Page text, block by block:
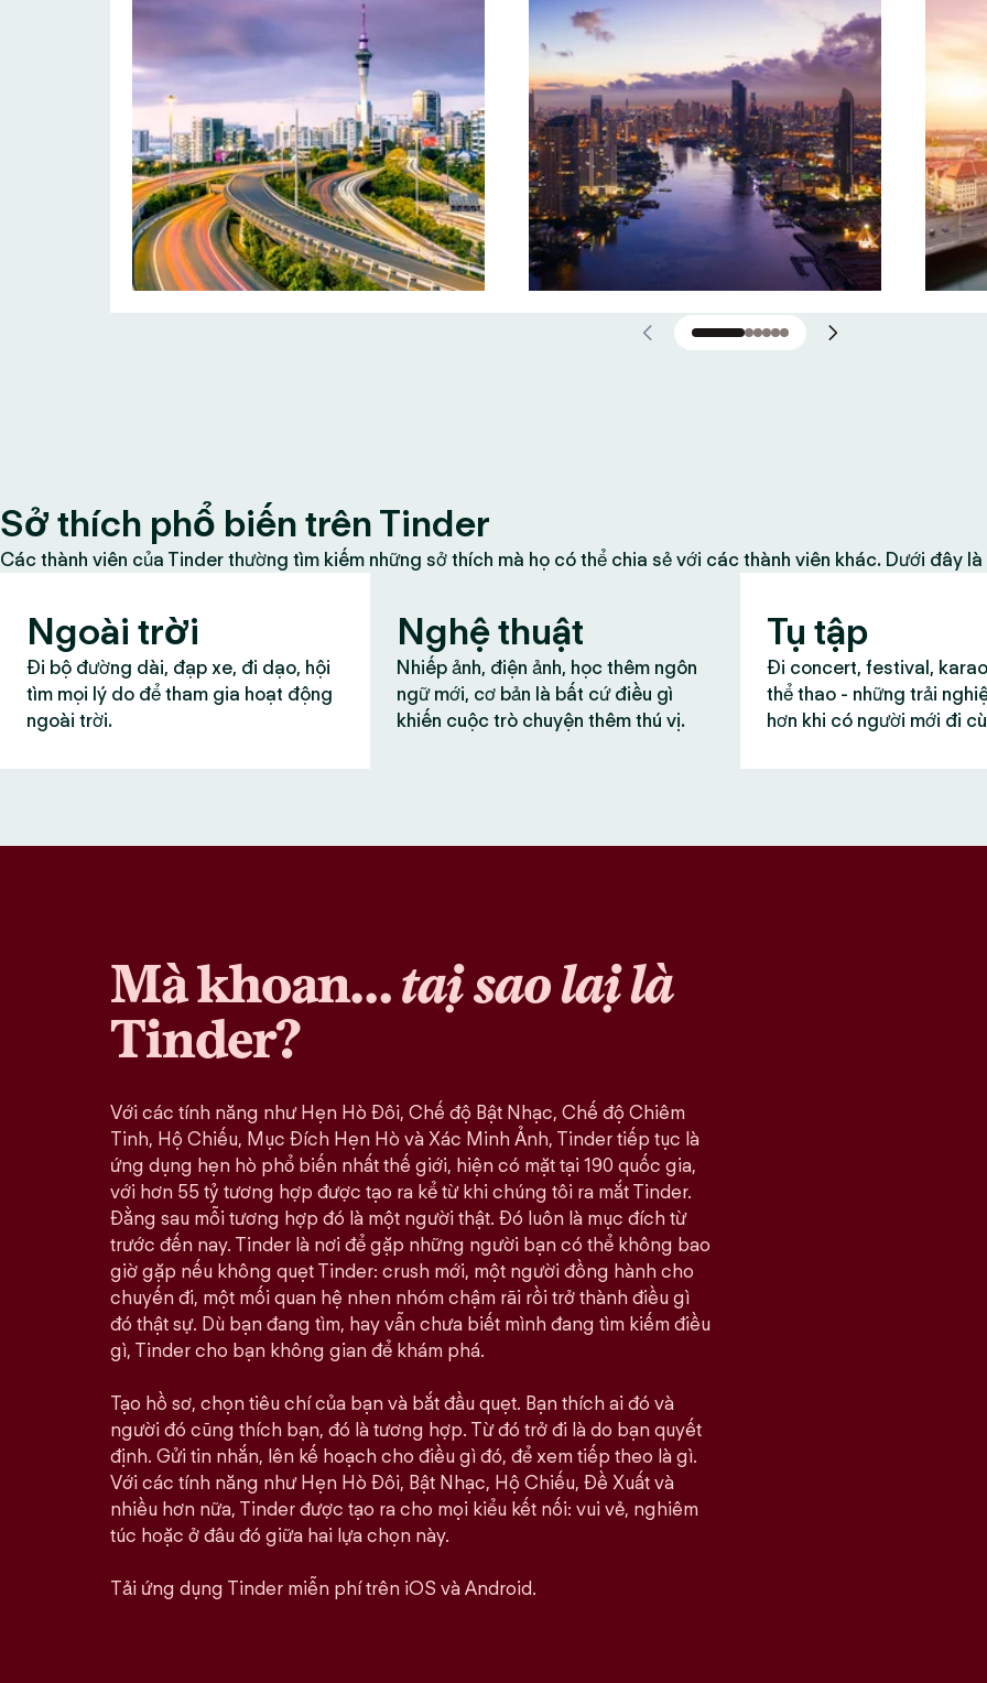
Sở thích phổ biến trên Tinder
Các thành viên của Tinder thường tìm kiếm những sở thích mà họ có thể chia sẻ với các thành viên khác. Dưới đây
Ngoài trời
Đi bộ đường dài, đạp xe, đi dạo, hội
tìm mọi lý do để tham gia hoạt động
ngoài trời.
Nghệ thuật
Nhiếp ảnh, điện ảnh, học thêm ngôn
ngữ mới, cơ bản là bất cứ điều gì
khiến cuộc trò chuyện thêm thú vị.
Tụ tập
Đi concert, festival,
thể thao - những trải
hơn khi có người mới đi
Mà khoan…tại sao lại là
Tinder?
Với các tính năng như Hẹn Hò Đôi, Chế độ Bật Nhạc, Chế độ Chiêm
Tinh, Hộ Chiếu, Mục Đích Hẹn Hò và Xác Minh Ảnh, Tinder tiếp tục là
ứng dụng hẹn hò phổ biến nhất thế giới, hiện có mặt tại 190 quốc gia,
với hơn 55 tỷ tương hợp được tạo ra kể từ khi chúng tôi ra mắt Tinder.
Đằng sau mỗi tương hợp đó là một người thật. Đó luôn là mục đích từ
trước đến nay. Tinder là nơi để gặp những người bạn có thể không bao
giờ gặp nếu không quẹt Tinder: crush mới, một người đồng hành cho
chuyến đi, một mối quan hệ nhen nhóm chậm rãi rồi trở thành điều gì
đó thật sự. Dù bạn đang tìm, hay vẫn chưa biết mình đang tìm kiếm điều
gì, Tinder cho bạn không gian để khám phá.
Tạo hồ sơ, chọn tiêu chí của bạn và bắt đầu quẹt. Bạn thích ai đó và
người đó cũng thích bạn, đó là tương hợp. Từ đó trở đi là do bạn quyết
định. Gửi tin nhắn, lên kế hoạch cho điều gì đó, để xem tiếp theo là gì.
Với các tính năng như Hẹn Hò Đôi, Bật Nhạc, Hộ Chiếu, Đề Xuất và
nhiều hơn nữa, Tinder được tạo ra cho mọi kiểu kết nối: vui vẻ, nghiêm
túc hoặc ở đâu đó giữa hai lựa chọn này.
Tải ứng dụng Tinder miễn phí trên iOS và Android.